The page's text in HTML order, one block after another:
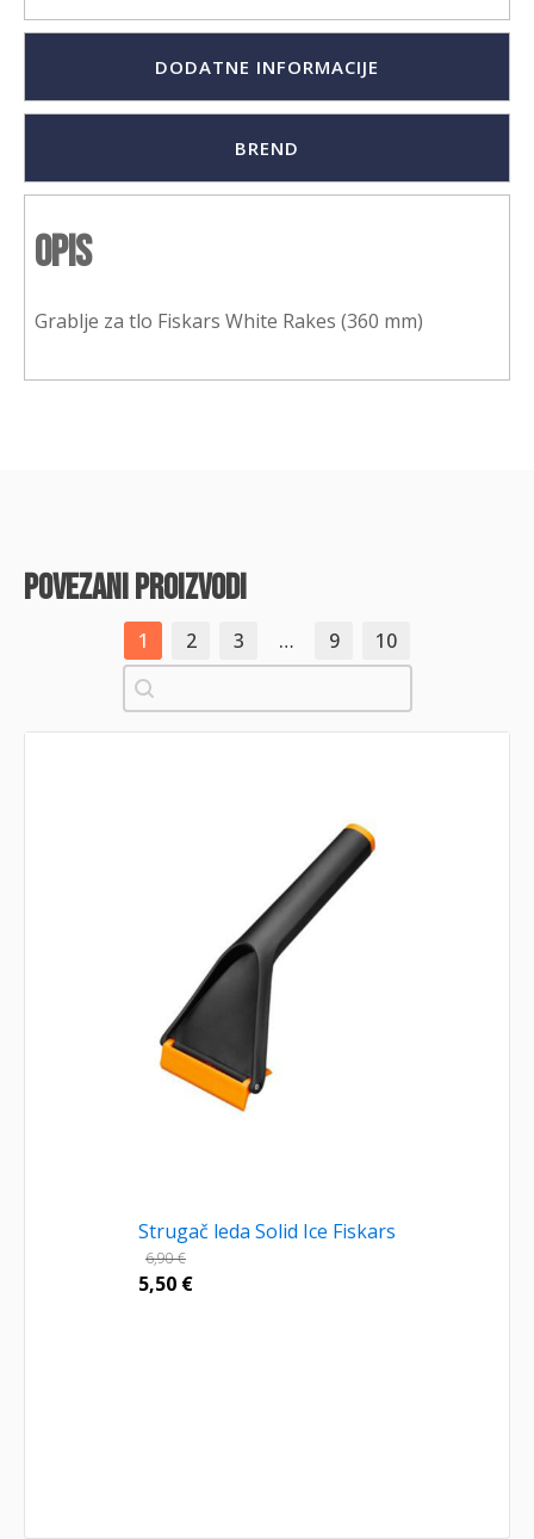
DODATNE INFORMACIJE
BREND
Opis
Grablje za tlo Fiskars White Rakes (360 mm)
povezani proizvodi
1 2 3 … 9
10
Pretraži
Strugač leda Solid Ice Fiskars
6,90€
5,50 €